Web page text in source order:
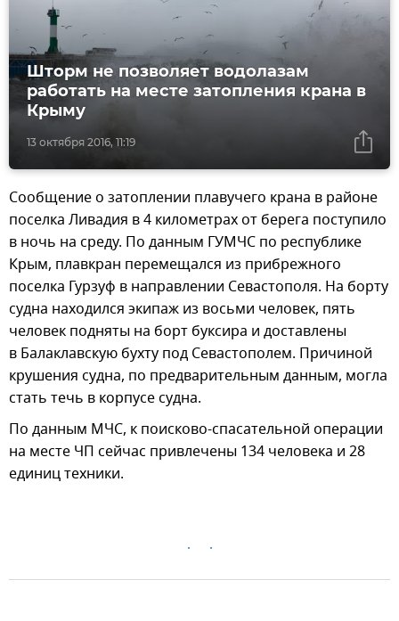
13 октября 2016, 11:19
Шторм не позволяет водолазам
работать на месте затопления крана в
Крыму
Сообщение о затоплении плавучего крана в районе
поселка Ливадия в 4 километрах от берега поступило
в ночь на среду. По данным ГУМЧС по республике
Крым, плавкран перемещался из прибрежного
поселка Гурзуф в направлении Севастополя. На борту
судна находился экипаж из восьми человек, пять
человек подняты на борт буксира и доставлены
в Балаклавскую бухту под Севастополем. Причиной
крушения судна, по предварительным данным, могла
стать течь в корпусе судна.
По данным МЧС, к поисково-спасательной операции
на месте ЧП сейчас привлечены 134 человека и 28
единиц техники.